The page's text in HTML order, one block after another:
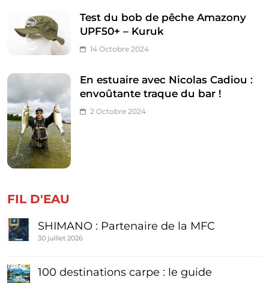
Test du bob de pêche Amazony
UPF50+ – Kuruk
14 Octobre 2024
En estuaire avec Nicolas Cadiou :
envoûtante traque du bar !
2 Octobre 2024
FIL D'EAU
SHIMANO : Partenaire de la MFC
30 juillet 2026
100 destinations carpe : le guide